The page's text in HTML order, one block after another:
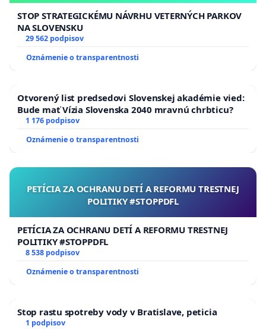
STOP STRATEGICKÉMU NÁVRHU VETERNÝCH PARKOV
NA SLOVENSKU
29 562 podpisov
Oznámenie o transparentnosti
Otvorený list predsedovi Slovenskej akadémie vied:
Bude mať Vízia Slovenska 2040 mravnú chrbticu?
1 176 podpisov
Oznámenie o transparentnosti
PETÍCIA ZA OCHRANU DETÍ A REFORMU TRESTNEJ
POLITIKY #STOPPDFL
PETÍCIA ZA OCHRANU DETÍ A REFORMU TRESTNEJ
POLITIKY #STOPPDFL
8 538 podpisov
Oznámenie o transparentnosti
Stop rastu spotreby vody v Bratislave, peticia
1 podpisov